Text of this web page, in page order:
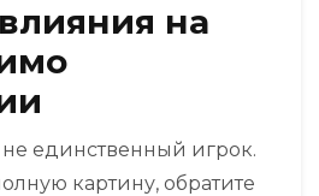
на
не единственный игрок.
картину, обратите